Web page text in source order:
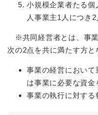
小規模企業者たる
人事業主1人につき
※共同経営者とは、事業
次の2点を共に満たす方と
事業の経営において
は事業に必要な資金
事業の執行に対する